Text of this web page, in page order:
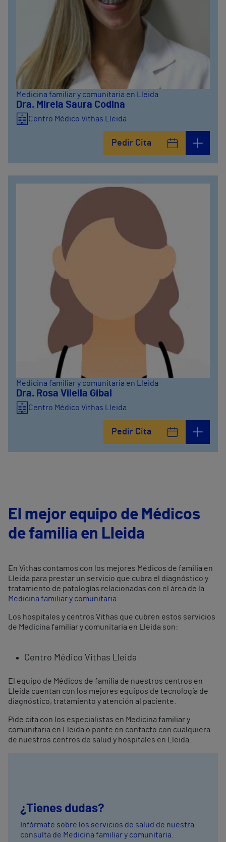
Medicina familiar y comunitaria en Lleida
Dra. Mireia Saura Codina
Centro Médico Vithas Lleida
Pedir Cita
Medicina familiar y comunitaria en Lleida
Dra. Rosa Vilella Gibal
Centro Médico Vithas Lleida
Pedir Cita
El mejor equipo de Médicos
de familia en Lleida
En Vithas contamos con los mejores Médicos de familia en
Lleida para prestar un servicio que cubra el diagnóstico y
tratamiento de patologías relacionadas con el área de la
Medicina familiar y comunitaria
Los hospitales y centros Vithas que cubren estos servicios
de Medicina familiar y comunitaria en Lleida son:
Centro Médico Vithas Lleida
El equipo de Médicos de familia de nuestros centros en
Lleida cuentan con los mejores equipos de tecnología de
diagnóstico, tratamiento y atención al paciente.
Pide cita con los especialistas en Medicina familiar y
comunitaria en Lleida o ponte en contacto con cualquiera
de nuestros centros de salud y hospitales en Lleida.
¿Tienes dudas?
Infórmate sobre los servicios de salud de nuestra
consulta de Medicina familiar y comunitaria.